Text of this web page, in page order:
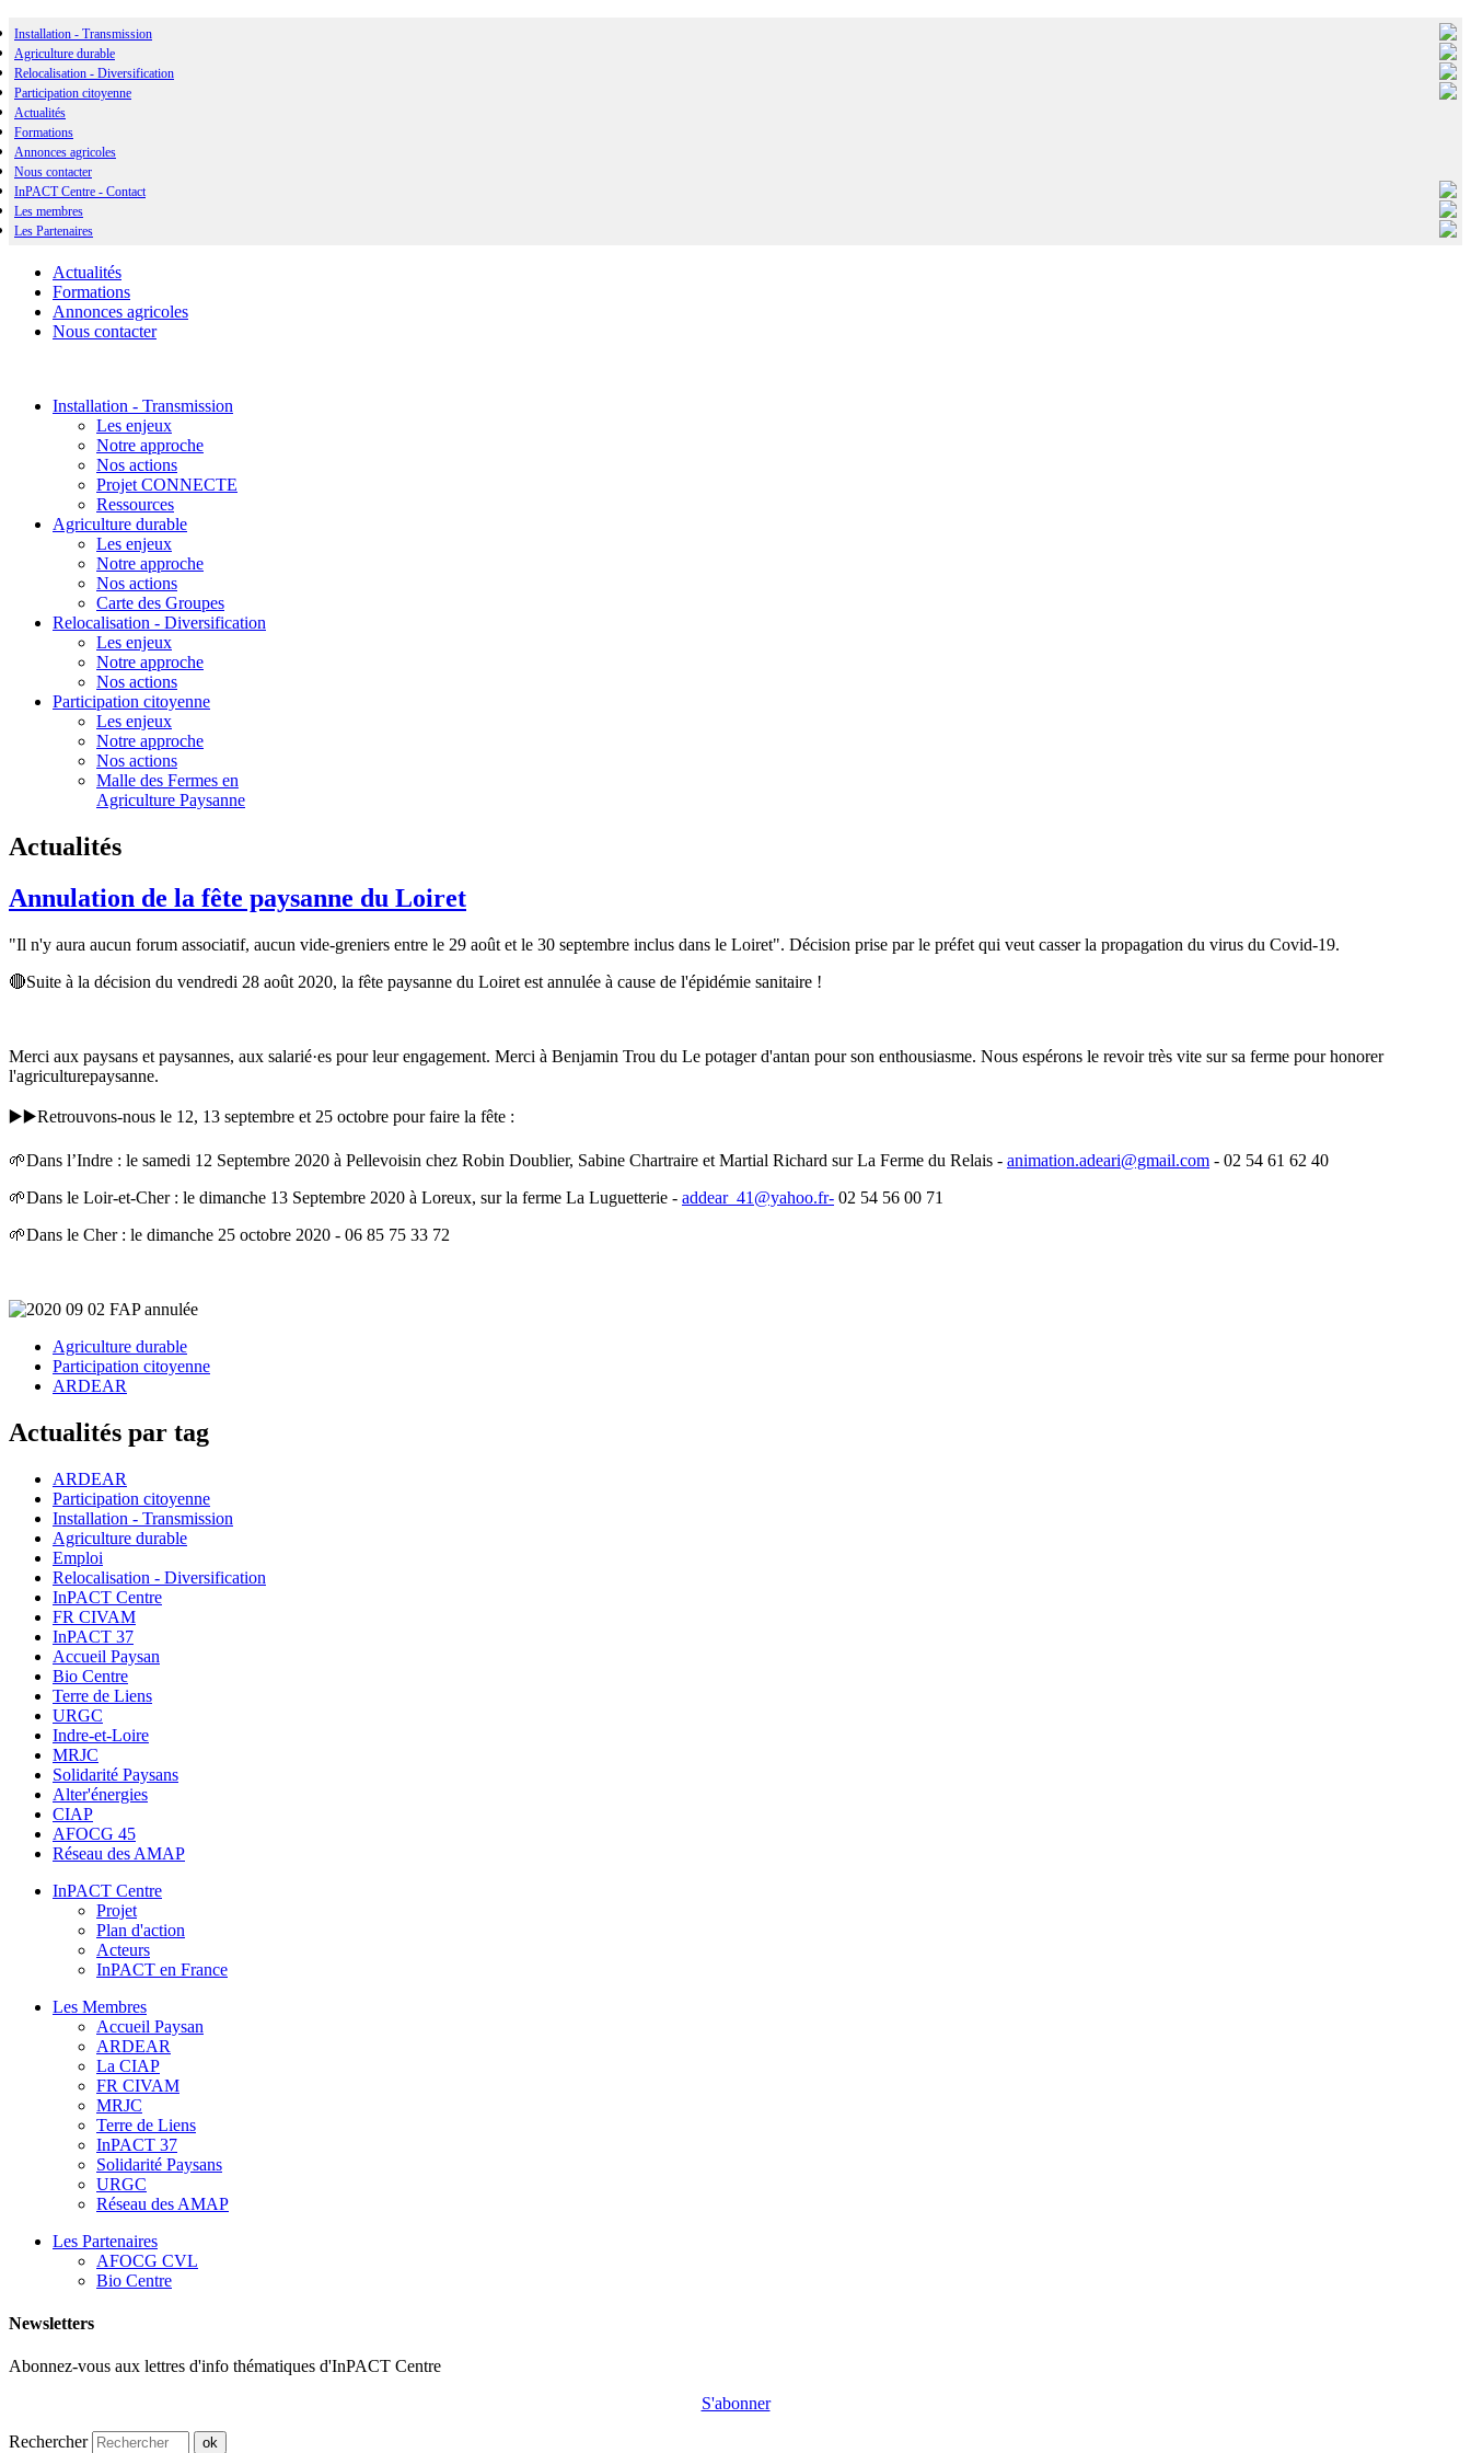
Installation - Transmission
Agriculture durable
Relocalisation - Diversification
Participation citoyenne
Actualités
Formations
Annonces agricoles
Nous contacter
InPACT Centre - Contact
Les membres
Les Partenaires
Actualités
Formations
Annonces agricoles
Nous contacter
Installation - Transmission
Les enjeux
Notre approche
Nos actions
Projet CONNECTE
Ressources
Agriculture durable
Les enjeux
Notre approche
Nos actions
Carte des Groupes
Relocalisation - Diversification
Les enjeux
Notre approche
Nos actions
Participation citoyenne
Les enjeux
Notre approche
Nos actions
Malle des Fermes en
Agriculture Paysanne
Actualités
Annulation de la fête paysanne du Loiret
"Il n'y aura aucun forum associatif, aucun vide-greniers entre le 29 août et le 30 septembre inclus dans le Loiret". Décision prise par le préfet qui veut casser la propagation du virus du Covid-19.
🔴Suite à la décision du vendredi 28 août 2020, la fête paysanne du Loiret est annulée à cause de l'épidémie sanitaire !
Merci aux paysans et paysannes, aux salarié·es pour leur engagement. Merci à Benjamin Trou du Le potager d'antan pour son enthousiasme. Nous espérons le revoir très vite sur sa ferme pour honorer
l'agriculturepaysanne.
▶️▶️Retrouvons-nous le 12, 13 septembre et 25 octobre pour faire la fête :
🌱Dans l’Indre : le samedi 12 Septembre 2020 à Pellevoisin chez Robin Doublier, Sabine Chartraire et Martial Richard sur La Ferme du Relais - animation.adeari@gmail.com - 02 54 61 62 40
🌱Dans le Loir-et-Cher : le dimanche 13 Septembre 2020 à Loreux, sur la ferme La Luguetterie - addear_41@yahoo.fr- 02 54 56 00 71
🌱Dans le Cher : le dimanche 25 octobre 2020 - 06 85 75 33 72
Agriculture durable
Participation citoyenne
ARDEAR
Actualités par tag
ARDEAR
Participation citoyenne
Installation - Transmission
Agriculture durable
Emploi
Relocalisation - Diversification
InPACT Centre
FR CIVAM
InPACT 37
Accueil Paysan
Bio Centre
Terre de Liens
URGC
Indre-et-Loire
MRJC
Solidarité Paysans
Alter'énergies
CIAP
AFOCG 45
Réseau des AMAP
InPACT Centre
Projet
Plan d'action
Acteurs
InPACT en France
Les Membres
Accueil Paysan
ARDEAR
La CIAP
FR CIVAM
MRJC
Terre de Liens
InPACT 37
Solidarité Paysans
URGC
Réseau des AMAP
Les Partenaires
AFOCG CVL
Bio Centre
Newsletters
Abonnez-vous aux lettres d'info thématiques d'InPACT Centre
S'abonner
Rechercher ok